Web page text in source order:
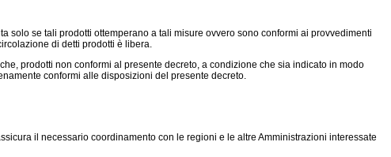
se tali prodotti ottemperano a tali misure ovvero sono conformi ai provvedimenti
di detti prodotti è libera.
prodotti non conformi al presente decreto, a condizione che sia indicato in modo
conformi alle disposizioni del presente decreto.
il necessario coordinamento con le regioni e le altre Amministrazioni interessate